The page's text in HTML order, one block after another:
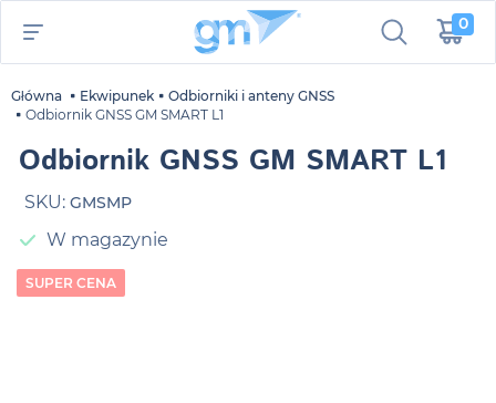
0
Główna Ekwipunek
Odbiorniki i anteny GNSS
Odbiornik GNSS GM SMART L1
Odbiornik GNSS GM SMART L1
SKU: GMSMP
W magazynie
SUPER CENA